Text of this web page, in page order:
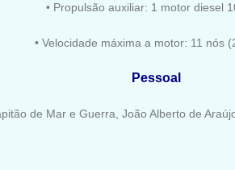
• Propulsão auxiliar: 1 motor diesel
• Velocidade máxima a motor: 11 nós
Pessoal
de Mar e Guerra, João Alberto de